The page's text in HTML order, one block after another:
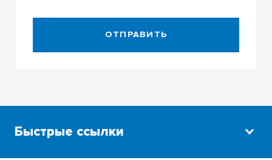
ОТПРАВИТЬ
Быстрые ссылки